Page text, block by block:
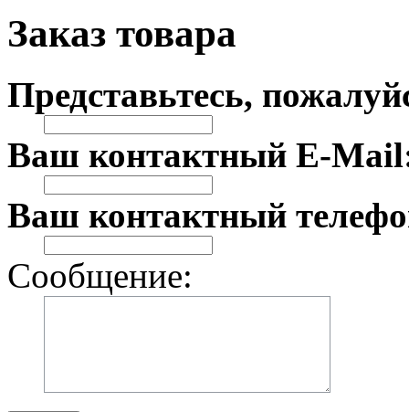
Заказ товара
Представьтесь,
Ваш контактный E-
Ваш контактный
Сообщение: